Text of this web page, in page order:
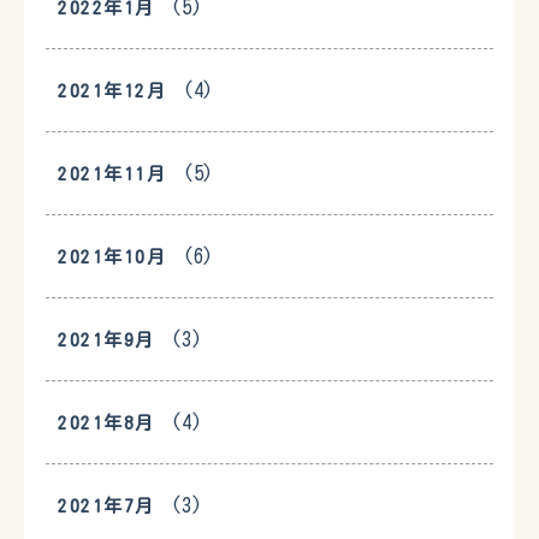
2022年1月 (5)
2021年12月 (4)
2021年11月 (5)
2021年10月 (6)
2021年9月 (3)
2021年8月 (4)
2021年7月 (3)